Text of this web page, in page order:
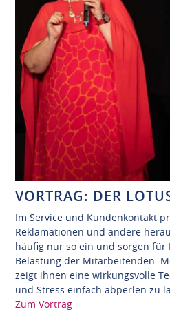
VORTRAG: DER
Im Service und Kundenkontakt
Reklamationen und andere
häufig nur so ein und sorgen für
Belastung der Mitarbeitenden.
zeigt ihnen eine wirkungsvolle
und Stress einfach abperlen zu
Zum Vortrag